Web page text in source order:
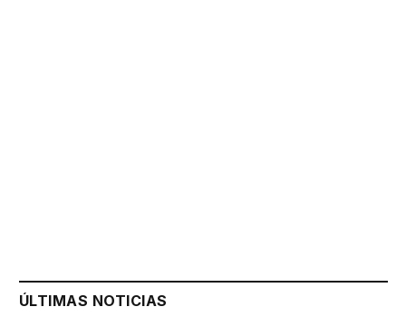
ÚLTIMAS NOTICIAS